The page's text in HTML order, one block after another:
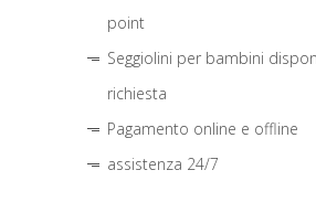
point
Seggiolini per bambini
richiesta
Pagamento online e offline
assistenza 24/7